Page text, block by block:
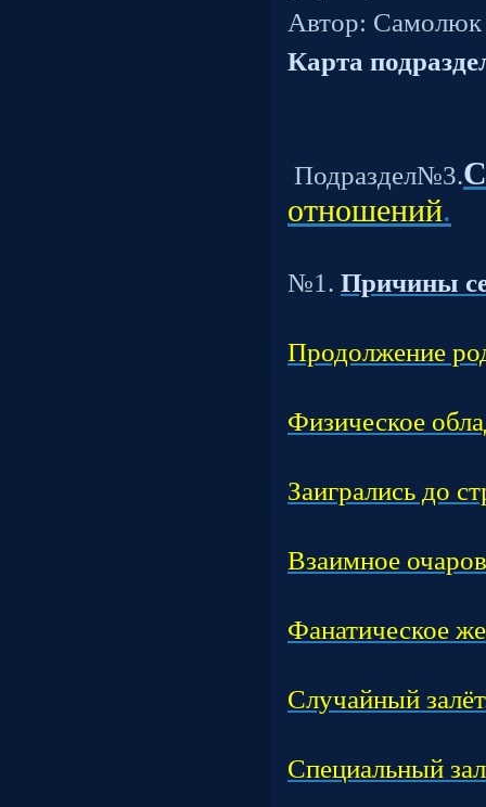
Автор: Самолюк
Карта
Подраздел№3.
отношений.
№1. Причины
Продолжение
Физическое
Заигрались до
Взаимное
Фанатическое
Случайный
Специальный